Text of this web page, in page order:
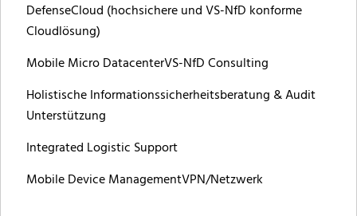
DefenseCloud (hochsichere und VS-NfD konforme
Cloudlösung)
Mobile Micro DatacenterVS-NfD Consulting
Holistische Informationssicherheitsberatung & Audit
Unterstützung
Integrated Logistic Support
Mobile Device ManagementVPN/Netzwerk